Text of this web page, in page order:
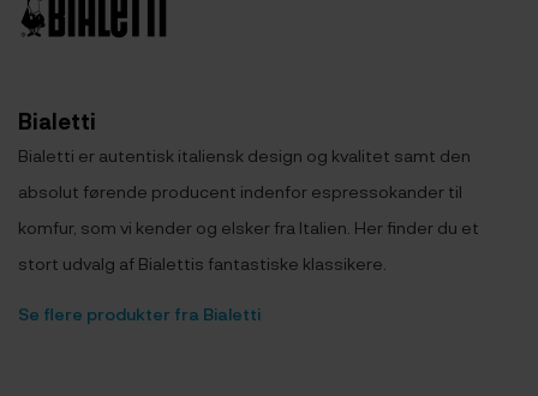
Bialetti
Bialetti er autentisk italiensk design og kvalitet samt den
absolut førende producent indenfor espressokander til
komfur, som vi kender og elsker fra Italien. Her finder du et
stort udvalg af Bialettis fantastiske klassikere.
Se flere produkter fra Bialetti